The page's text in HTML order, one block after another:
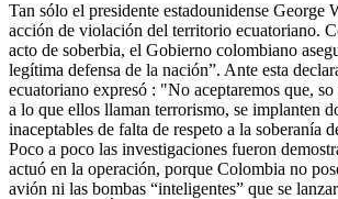
Tan sólo el presidente estadounidense George
acción de violación del territorio ecuatoriano.
acto de soberbia, el Gobierno colombiano
legítima defensa de la nación”. Ante esta
ecuatoriano expresó : "No aceptaremos que,
a lo que ellos llaman terrorismo, se implanten
inaceptables de falta de respeto a la soberanía
Poco a poco las investigaciones fueron
actuó en la operación, porque Colombia no
avión ni las bombas “inteligentes” que se